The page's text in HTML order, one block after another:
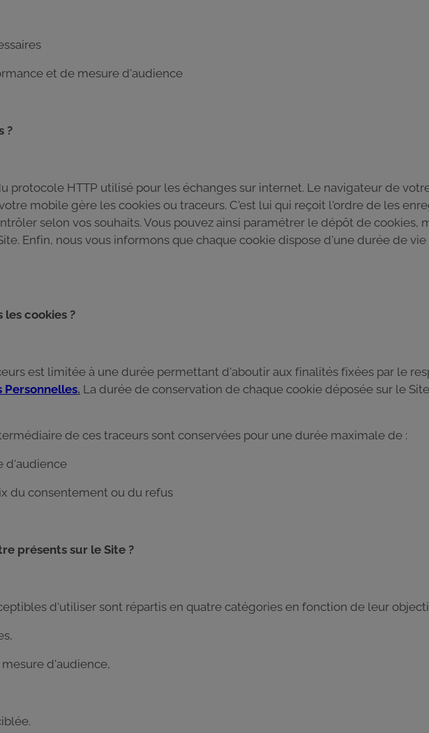
et de mesure d'audience
?
protocole HTTP utilisé pour les échanges sur internet. Le navigateur de
mobile gère les cookies ou traceurs. C'est lui qui reçoit l'ordre de les
selon vos souhaits. Vous pouvez ainsi paramétrer le dépôt de cookies,
Enfin, nous vous informons que chaque cookie dispose d'une durée de
cookies ?
est limitée à une durée permettant d'aboutir aux finalités fixées par le
Personnelles. La durée de conservation de chaque cookie déposée sur le
de ces traceurs sont conservées pour une durée maximale de :
d'audience
du consentement ou du refus
présents sur le Site ?
d'utiliser sont répartis en quatre catégories en fonction de leur
d'audience,